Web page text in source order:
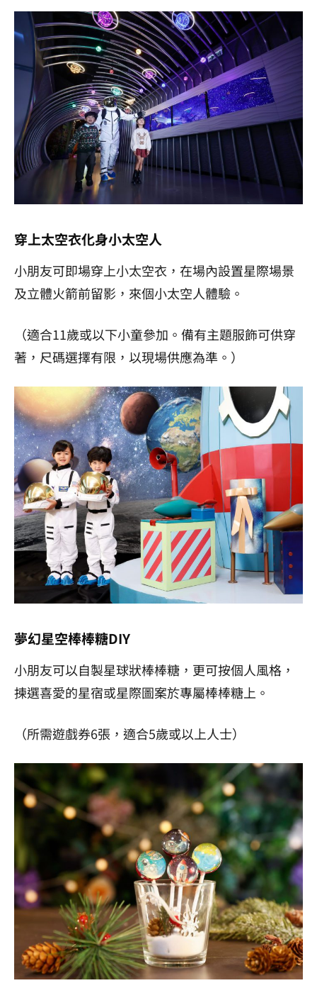
穿上太空衣化身小太空人
小朋友可即場穿上小太空衣，在場內設置星際場景
及立體火箭前留影，來個小太空人體驗。
（適合11歲或以下小童參加。備有主題服飾可供穿
著，尺碼選擇有限，以現場供應為準。）
夢幻星空棒棒糖DIY
小朋友可以自製星球狀棒棒糖，更可按個人風格，
揀選喜愛的星宿或星際圖案於專屬棒棒糖上。
（所需遊戲券6張，適合5歲或以上人士）